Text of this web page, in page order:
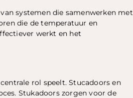
systemen die samenwerken met
die de temperatuur en
werkt en het
rol speelt. Stucadoors en
Stukadoors zorgen voor de